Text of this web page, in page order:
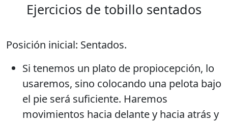
Ejercicios de tobillo sentados
Posición inicial: Sentados.
Si tenemos un plato de propiocepción, lo
usaremos, sino colocando una pelota bajo
el pie será suficiente. Haremos
movimientos hacia delante y hacia atrás y